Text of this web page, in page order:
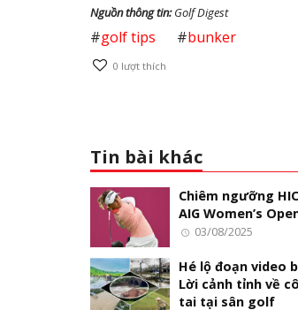
Nguồn thông tin:Golf Digest
#golf tips #bunker
0 lượt thích
Tin bài khác
Chiêm ngưỡng
AIG Women’s
03/08/2025
Hé lộ đoạn video
Lời cảnh tỉnh về
tai tại sân golf